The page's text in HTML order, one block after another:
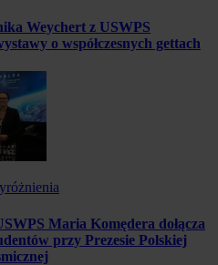
Weychert z USWPS
o współczesnych gettach
Maria Komędera dołącza
przy Prezesie Polskiej